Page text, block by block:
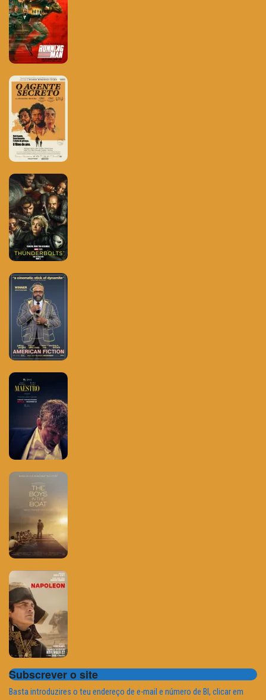
Subscrever o site
Basta introduzires o teu endereço de e-mail e número de BI, clicar em